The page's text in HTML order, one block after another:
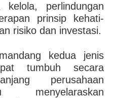
perlindungan
prinsip kehati-
risiko dan investasi.
kedua jenis
tumbuh secara
perusahaan
menyelaraskan